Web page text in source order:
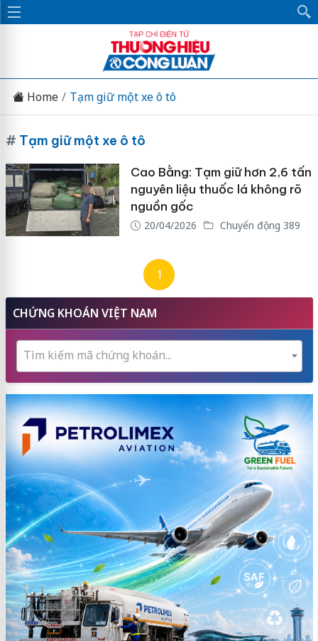
Home Tạm giữ một xe ô tô
# Tạm giữ một xe ô tô
Cao Bằng: Tạm giữ hơn 2,6 tấn
nguyên liệu thuốc lá không rõ
nguồn gốc
20/04/2026 Chuyển động 389
1
CHỨNG KHOÁN VIỆT NAM
Tìm kiếm mã chứng khoán...